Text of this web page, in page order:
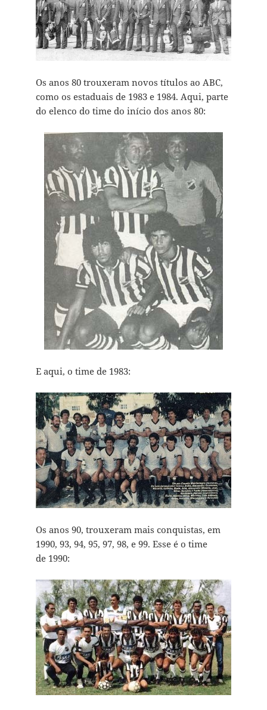
Os anos 80 trouxeram novos títulos ao ABC,
como os estaduais de 1983 e 1984. Aqui, parte
do elenco do time do início dos anos 80:
E aqui, o time de 1983:
Os anos 90, trouxeram mais conquistas, em
1990, 93, 94, 95, 97, 98, e 99. Esse é o time
de 1990: